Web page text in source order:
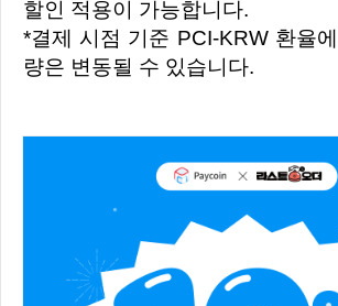
할인 적용이 가능합니다.
*결제 시점 기준 PCI-KRW 환율
량은 변동될 수 있습니다.